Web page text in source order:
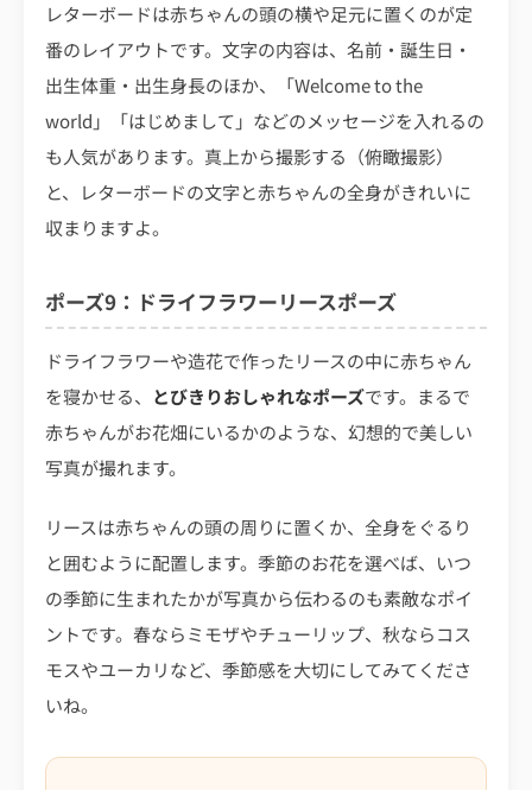
レターボードは赤ちゃんの頭の横や足元に置くのが定
番のレイアウトです。文字の内容は、名前・誕生日・
出生体重・出生身長のほか、「Welcome to the
world」「はじめまして」などのメッセージを入れるの
も人気があります。真上から撮影する（俯瞰撮影）
と、レターボードの文字と赤ちゃんの全身がきれいに
収まりますよ。
ポーズ9：ドライフラワーリースポーズ
ドライフラワーや造花で作ったリースの中に赤ちゃん
を寝かせる、 とびきりおしゃれなポーズです。まるで
赤ちゃんがお花畑にいるかのような、幻想的で美しい
写真が撮れます。
リースは赤ちゃんの頭の周りに置くか、全身をぐるり
と囲むように配置します。季節のお花を選べば、いつ
の季節に生まれたかが写真から伝わるのも素敵なポイ
ントです。春ならミモザやチューリップ、秋ならコス
モスやユーカリなど、季節感を大切にしてみてくださ
いね。